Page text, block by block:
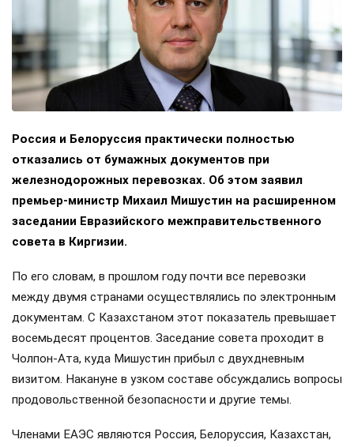
Россия и Белоруссия практически полностью
отказались от бумажных документов при
железнодорожных перевозках. Об этом заявил
премьер-министр Михаил Мишустин на расширенном
заседании Евразийского межправительственного
совета в Киргизии.
По его словам, в прошлом году почти все перевозки
между двумя странами осуществлялись по электронным
документам. С Казахстаном этот показатель превышает
восемьдесят процентов. Заседание совета проходит в
Чолпон-Ата, куда Мишустин прибыл с двухдневным
визитом. Накануне в узком составе обсуждались вопросы
продовольственной безопасности и другие темы.
Членами ЕАЭС являются Россия, Белоруссия, Казахстан,